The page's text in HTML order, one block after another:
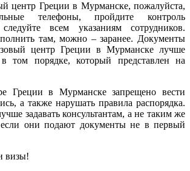
центр Греции в Мурманске, пожалуйста,
телефоны, пройдите контроль
всем указаниям сотрудников.
там, можно – заранее. Документы
центр Греции в Мурманске лучше
в том порядке, который представлен на
Греции в Мурманске запрещено вести
а также нарушать правила распорядка.
задавать консультантам, а не таким же
они подают документы не в первый
визы!